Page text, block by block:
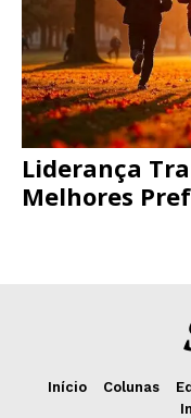
Liderança
Melhores
Início Colunas